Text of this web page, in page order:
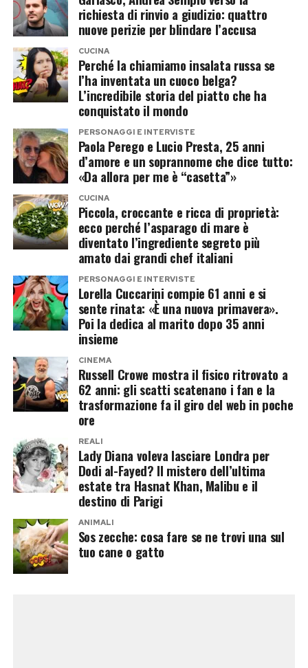
discutere gli appassionati del programma. Per
anni Milly Carlucci ha mantenuto una linea
piuttosto chiara nella scelta del cast, evitando –
salvo rare eccezioni – concorrenti provenienti dai
reality show.
L’eventuale arrivo di Mario Ermito potrebbe
quindi rappresentare un cambio di rotta rispetto
a una regola che, nel tempo, avrebbe escluso
diversi personaggi proprio per il loro curriculum
televisivo.
Naturalmente, finché non arriverà l’annuncio
ufficiale della Rai o della stessa conduttrice, si
tratta soltanto di un’indiscrezione.
Il cast di Ballando con le stelle
prende forma
Con l’avvicinarsi dell’inizio della nuova stagione
televisiva, il puzzle di Ballando con le stelle
appare sempre più definito. Milly Carlucci
continua a puntare su un mix di personaggi
provenienti dal mondo dello spettacolo, dello
sport e dell’attualità, cercando come sempre di
sorprendere il pubblico.
Se anche Mario Ermito dovesse entrare nel cast
definitivo, la curiosità non riguarderebbe
soltanto le sue qualità sulla pista da ballo, ma
richiesta di rinvio a giudizio: quattro
nuove perizie per blindare l’accusa
CUCINA
Perché la chiamiamo insalata russa se
l’ha inventata un cuoco belga?
L’incredibile storia del piatto che ha
conquistato il mondo
PERSONAGGI E INTERVISTE
Paola Perego e Lucio Presta, 25 anni
d’amore e un soprannome che dice tutto:
«Da allora per me è “casetta”»
CUCINA
Piccola, croccante e ricca di proprietà:
ecco perché l’asparago di mare è
diventato l’ingrediente segreto più
amato dai grandi chef italiani
PERSONAGGI E INTERVISTE
Lorella Cuccarini compie 61 anni e si
sente rinata: «È una nuova primavera».
Poi la dedica al marito dopo 35 anni
insieme
CINEMA
Russell Crowe mostra il fisico ritrovato a
62 anni: gli scatti scatenano i fan e la
trasformazione fa il giro del web in poche
ore
REALI
Lady Diana voleva lasciare Londra per
Dodi al-Fayed? Il mistero dell’ultima
estate tra Hasnat Khan, Malibu e il
destino di Parigi
ANIMALI
Sos zecche: cosa fare se ne trovi una sul
tuo cane o gatto